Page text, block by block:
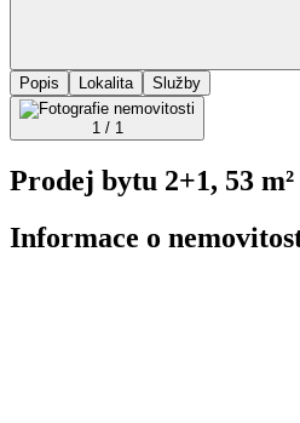
Popis
Lokalita Služby
1 / 1
Prodej bytu 2+1, 53 m²
Informace o